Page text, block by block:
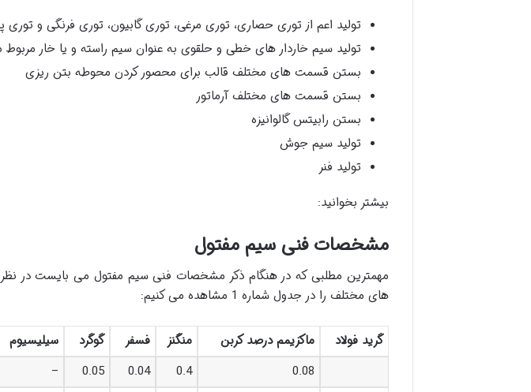
تولید اعم از توری حصاری، توری مرغی، توری گابیون، توری فرنگی و توری
تولید سیم خاردار های خطی و حلقوی به عنوان سیم راسته و یا خار
بستن قسمت های مختلف قالب برای محصور کردن محوطه بتن ریزی
بستن قسمت های مختلف آرماتور
بستن رابیتس گالوانیزه
تولید سیم جوش
تولید فنر
بیشتر بخوانید:
مشخصات فنی سیم مفتول
مهمترین مطلبی که در هنگام ذکر مشخصات فنی سیم مفتول می بایست در
های مختلف را در جدول شماره 1 مشاهده می کنیم:
گرید فولاد ماکزیمم درصد کربن منگنز فسفر گوگرد سیلیسیوم
0.08
0.4
0.04
0.05
–